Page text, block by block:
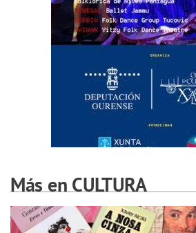
Más en CULTURA